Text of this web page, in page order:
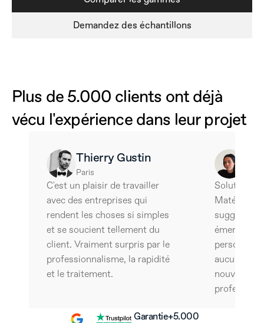
Demandez des échantillons
Plus de 5.000 clients ont déjà
vécu l'expérience dans leur projet
Thierry Gustin
Paris
C'est un plaisir de travailler
avec des entreprises qui
rendent les choses si simples
et se soucient tellement du
client. Vraiment surpris par le
professionnalisme, la rapidité
et le traitement.
Solutions
Matériaux
suggestifs
aucun
nouveau
Garantie+5.000